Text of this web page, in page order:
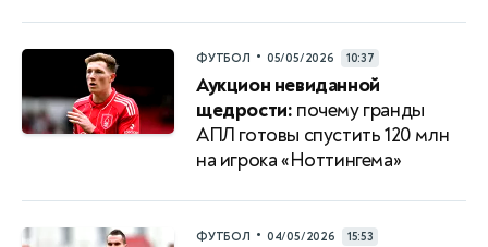
ФУТБОЛ • 05/05/2026 10:37
Аукцион невиданной
щедрости: почему гранды
АПЛ готовы спустить 120 млн
на игрока «Ноттингема»
ФУТБОЛ • 04/05/2026 15:53